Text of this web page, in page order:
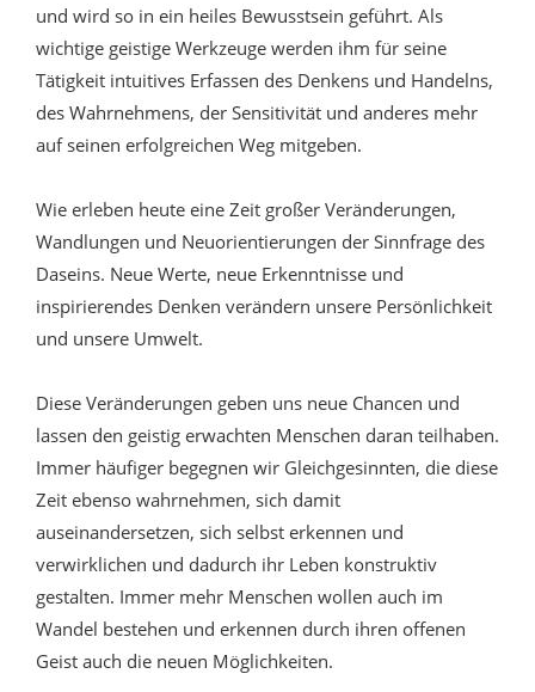
und wird so in ein heiles Bewusstsein geführt. Als
wichtige geistige Werkzeuge werden ihm für seine
Tätigkeit intuitives Erfassen des Denkens und Handelns,
des Wahrnehmens, der Sensitivität und anderes mehr
auf seinen erfolgreichen Weg mitgeben.
Wie erleben heute eine Zeit großer Veränderungen,
Wandlungen und Neuorientierungen der Sinnfrage des
Daseins. Neue Werte, neue Erkenntnisse und
inspirierendes Denken verändern unsere Persönlichkeit
und unsere Umwelt.
Diese Veränderungen geben uns neue Chancen und
lassen den geistig erwachten Menschen daran teilhaben.
Immer häufiger begegnen wir Gleichgesinnten, die diese
Zeit ebenso wahrnehmen, sich damit
auseinandersetzen, sich selbst erkennen und
verwirklichen und dadurch ihr Leben konstruktiv
gestalten. Immer mehr Menschen wollen auch im
Wandel bestehen und erkennen durch ihren offenen
Geist auch die neuen Möglichkeiten.